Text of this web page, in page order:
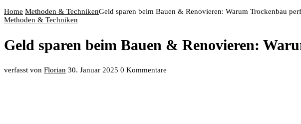
Home Methoden & TechnikenGeld sparen beim Bauen & Renovieren: Warum Trockenbau
Methoden & Techniken
Geld sparen beim Bauen & Renovieren:
verfasst von Florian 30. Januar 2025 0 Kommentare